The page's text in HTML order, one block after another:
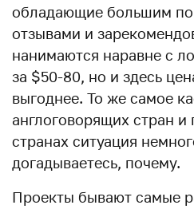
обладающие большим
отзывами и
нанимаются наравне с
за $50-80, но и здесь
выгоднее. То же самое
англоговорящих стран и
странах ситуация
догадываетесь, почему.
Проекты бывают самые